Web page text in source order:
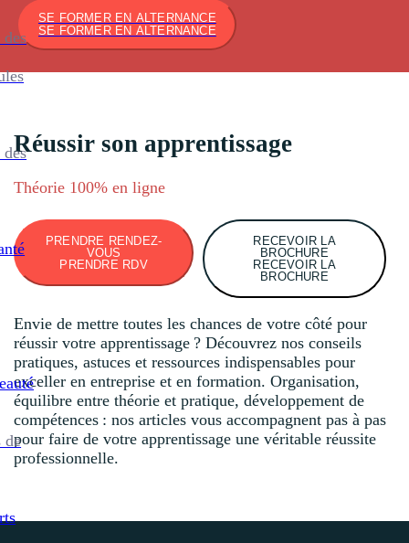
de
SE FORMER EN ALTERNANCE
SE FORMER EN ALTERNANCE
Réussir son apprentissage
Théorie 100% en ligne
PRENDRE RENDEZ-
VOUS
PRENDRE RDV
RECEVOIR LA
BROCHURE
RECEVOIR LA
BROCHURE
Envie de mettre toutes les chances de votre côté pour
réussir votre apprentissage ? Découvrez nos conseils
pratiques, astuces et ressources indispensables pour
exceller en entreprise et en formation. Organisation,
équilibre entre théorie et pratique, développement de
compétences : nos articles vous accompagnent pas à pas
pour faire de votre apprentissage une véritable réussite
professionnelle.